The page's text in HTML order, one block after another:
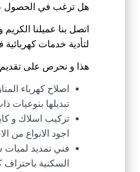
هل ترغب في الحصول
اتصل بنا عميلنا
لتأدية خدمات
هذا و نحرص على
اصلاح كهرباء
تبديلها بنوعيات
تركيب اسلاك و
اجود الانواع من
فني تمديد
السكنية باحتراف